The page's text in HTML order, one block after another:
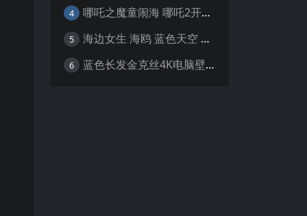
4 哪吒之魔童闹海 哪吒2开场4K壁纸
5 海边女生 海鸥 蓝色天空 4K壁纸
6 蓝色长发金克丝4K电脑壁纸